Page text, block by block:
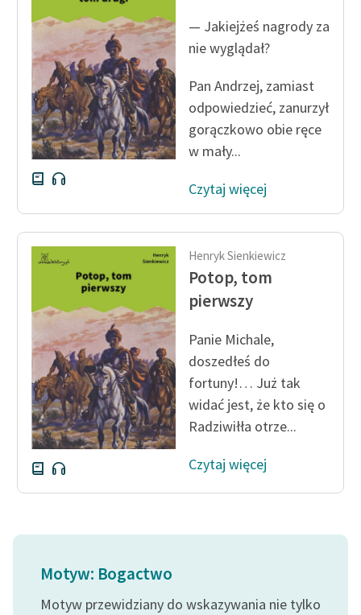
— Jakiejżeś nagrody za
nie wyglądał?
Pan Andrzej, zamiast
odpowiedzieć, zanurzył
gorączkowo obie ręce
w mały...
Czytaj więcej
Henryk Sienkiewicz
Potop, tom
pierwszy
Panie Michale,
doszedłeś do
fortuny!… Już tak
widać jest, że kto się o
Radziwiłła otrze...
Czytaj więcej
Motyw: Bogactwo
Motyw przewidziany do wskazywania nie tylko